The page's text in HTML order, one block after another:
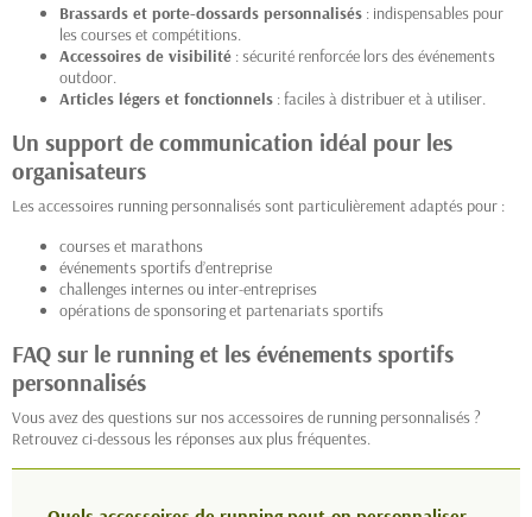
Brassards et porte-dossards personnalisés : indispensables pour
les courses et compétitions.
Accessoires de visibilité : sécurité renforcée lors des événements
outdoor.
Articles légers et fonctionnels : faciles à distribuer et à utiliser.
Un support de communication idéal pour les
organisateurs
Les accessoires running personnalisés sont particulièrement adaptés pour :
courses et marathons
événements sportifs d’entreprise
challenges internes ou inter-entreprises
opérations de sponsoring et partenariats sportifs
FAQ sur le running et les événements sportifs
personnalisés
Vous avez des questions sur nos accessoires de running personnalisés ?
Retrouvez ci-dessous les réponses aux plus fréquentes.